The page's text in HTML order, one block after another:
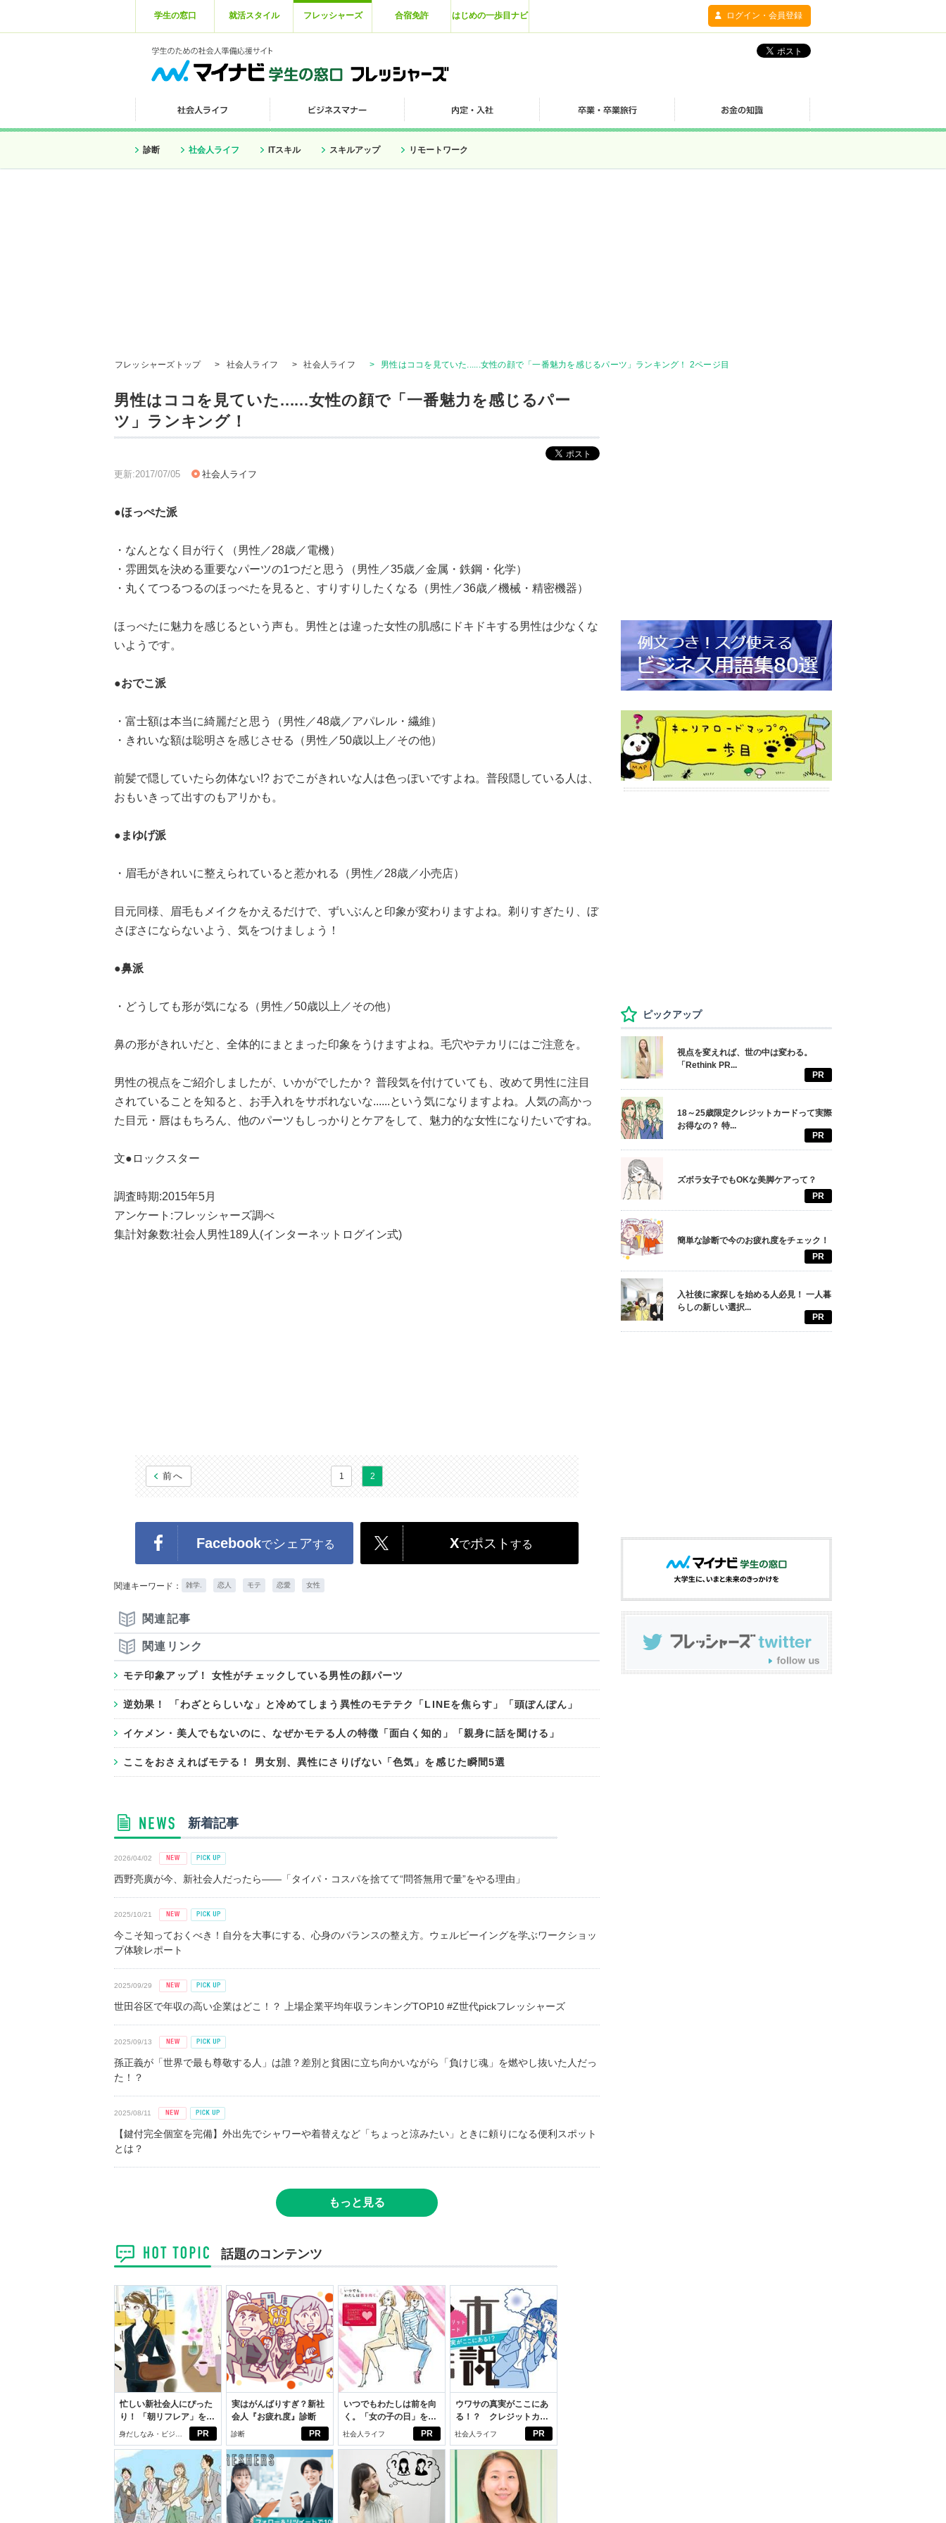
学生の窓口 就活スタイル フレッシャーズ 合宿免許 はじめの一歩目ナビ ログイン・会員登録
診断 社会人ライフ ITスキル スキルアップ リモートワーク
フレッシャーズトップ > 社会人ライフ > 社会人ライフ > 男性はココを見ていた......女性の顔で「一番魅力を感じるパーツ」ランキング！ 2ページ目
男性はココを見ていた......女性の顔で「一番魅力を感じるパー
ツ」ランキング！
更新:2017/07/05 社会人ライフ
●ほっぺた派
・なんとなく目が行く（男性／28歳／電機）
・雰囲気を決める重要なパーツの1つだと思う（男性／35歳／金属・鉄鋼・化学）
・丸くてつるつるのほっぺたを見ると、すりすりしたくなる（男性／36歳／機械・精密機器）
ほっぺたに魅力を感じるという声も。男性とは違った女性の肌感にドキドキする男性は少なくな
いようです。
●おでこ派
・富士額は本当に綺麗だと思う（男性／48歳／アパレル・繊維）
・きれいな額は聡明さを感じさせる（男性／50歳以上／その他）
前髪で隠していたら勿体ない!? おでこがきれいな人は色っぽいですよね。普段隠している人は、
おもいきって出すのもアリかも。
●まゆげ派
・眉毛がきれいに整えられていると惹かれる（男性／28歳／小売店）
目元同様、眉毛もメイクをかえるだけで、ずいぶんと印象が変わりますよね。剃りすぎたり、ぼ
さぼさにならないよう、気をつけましょう！
●鼻派
・どうしても形が気になる（男性／50歳以上／その他）
鼻の形がきれいだと、全体的にまとまった印象をうけますよね。毛穴やテカリにはご注意を。
男性の視点をご紹介しましたが、いかがでしたか？ 普段気を付けていても、改めて男性に注目
されていることを知ると、お手入れをサボれないな......という気になりますよね。人気の高かっ
た目元・唇はもちろん、他のパーツもしっかりとケアをして、魅力的な女性になりたいですね。
文●ロックスター
調査時期:2015年5月
アンケート:フレッシャーズ調べ
集計対象数:社会人男性189人(インターネットログイン式)
前へ 1 2
Facebookでシェアする Xでポスト する
関連キーワード： 雑学. 恋人 モテ 恋愛 女性
関連記事
関連リンク
モテ印象アップ！ 女性がチェックしている男性の顔パーツ
逆効果！ 「わざとらしいな」と冷めてしまう異性のモテテク「LINEを焦らす」「頭ぽんぽん」
イケメン・美人でもないのに、なぜかモテる人の特徴「面白く知的」「親身に話を聞ける」
ここをおさえればモテる！ 男女別、異性にさりげない「色気」を感じた瞬間5選
新着記事
2026/04/02
西野亮廣が今、新社会人だったら――「タイパ・コスパを捨てて“問答無用で量”をやる理由」
2025/10/21
今こそ知っておくべき！自分を大事にする、心身のバランスの整え方。ウェルビーイングを学ぶワークショッ
プ体験レポート
2025/09/29
世田谷区で年収の高い企業はどこ！？ 上場企業平均年収ランキングTOP10 #Z世代pickフレッシャーズ
2025/09/13
孫正義が「世界で最も尊敬する人」は誰？差別と貧困に立ち向かいながら「負けじ魂」を燃やし抜いた人だっ
た！？
2025/08/11
【鍵付完全個室を完備】外出先でシャワーや着替えなど「ちょっと涼みたい」ときに頼りになる便利スポット
とは？
もっと見る
話題のコンテンツ
PR
忙しい新社会人にぴった
り！ 「朝リフレア」をは
じめよう。しっかりニオ
イケアして24時間快適。
身だしなみ・ビジネ
スアイテム
PR
実はがんばりすぎ？新社
会人『お疲れ度』診断
診断 PR
いつでもわたしは前を向
く。「女の子の日」を前
向きに♪社会人エリ・大
社会人ライフ PR
ウワサの真実がここにあ
る！？ クレジットカー
ドの都市伝説
社会人ライフ
ピックアップ
視点を変えれば、世の中は変わる。
「Rethink PR...
PR
18～25歳限定クレジットカードって実際
お得なの？ 特...
PR
ズボラ女子でもOKな美脚ケアって？
PR
簡単な診断で今のお疲れ度をチェック！
PR
入社後に家探しを始める人必見！ 一人暮
らしの新しい選択...
PR